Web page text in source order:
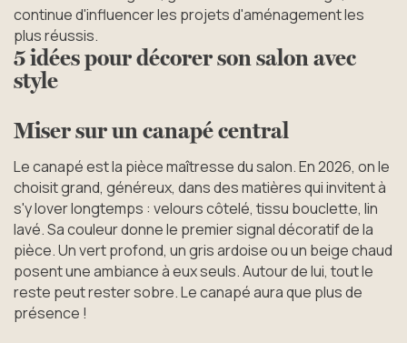
continue d'influencer les projets d'aménagement les
plus réussis.
5 idées pour décorer son salon avec
style
Miser sur un canapé central
Le canapé est la pièce maîtresse du salon. En 2026, on le
choisit grand, généreux, dans des matières qui invitent à
s'y lover longtemps : velours côtelé, tissu bouclette, lin
lavé. Sa couleur donne le premier signal décoratif de la
pièce. Un vert profond, un gris ardoise ou un beige chaud
posent une ambiance à eux seuls. Autour de lui, tout le
reste peut rester sobre. Le canapé aura que plus de
présence !